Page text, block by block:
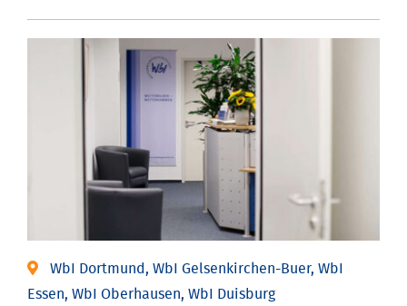
WbI Dortmund, WbI Gelsenkirchen-Buer, WbI
Essen, WbI Oberhausen, WbI Duisburg